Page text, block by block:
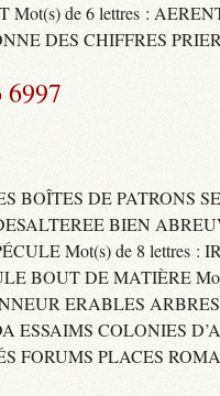
Mot(s) de 6 lettres :
DES CHIFFRES
BOÎTES DE PATRONS
BIEN
Mot(s) de 8 lettres :
BOUT DE MATIÈRE
ERABLES ARBRES
ESSAIMS COLONIES
FORUMS PLACES